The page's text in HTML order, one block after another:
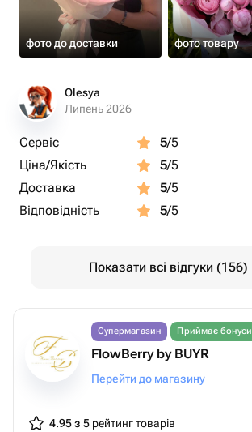
фото до доставки фото товару
Olesya
Липень 2026
Сервіс 5/5
Ціна/Якість
5/5
Доставка
5/5
Відповідність
5/5
Показати всі відгуки (156)
Супермагазин Приймає бонуси
FlowBerry by BUYR
Перейти до магазину
4.95 з 5 рейтинг товарів